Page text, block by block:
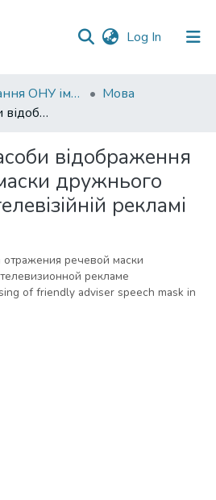
Log In (current)
Наукові видання ОНУ імені І. І. Мечникова
Мова
Просодичні засоби відображення мовленнєвої маски дружнього порадника у телевізійній рекламі
відображення
дружнього
рекламі
речевой маски
рекламе
of friendly adviser speech mask in